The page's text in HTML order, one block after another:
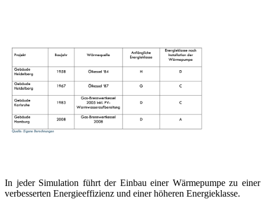
In jeder Simulation führt der Einbau einer Wärmepumpe zu einer
verbesserten Energieeffizienz und einer höheren Energieklasse.